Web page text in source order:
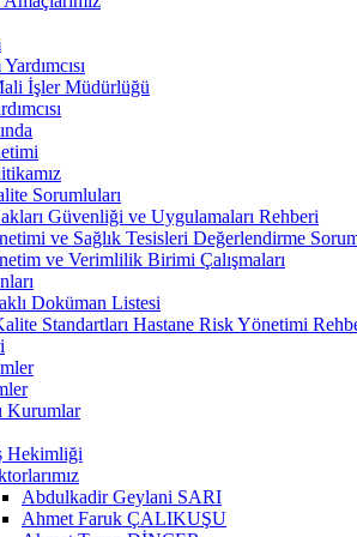
İşler Müdürlüğü
Sorumluları
Güvenliği ve Uygulamaları Rehberi
ve Sağlık Tesisleri Değerlendirme
ve Verimlilik Birimi Çalışmaları
Doküman Listesi
Standartları Hastane Risk Yönetimi
Kurumlar
Hekimliği
Abdulkadir Geylani SARI
Ahmet Faruk ÇALIKUŞU